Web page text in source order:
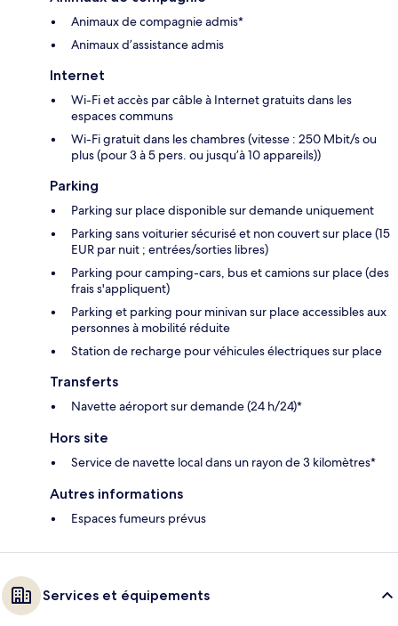
Animaux de compagnie admis*
Animaux d’assistance admis
Internet
Wi-Fi et accès par câble à Internet gratuits dans les
espaces communs
Wi-Fi gratuit dans les chambres (vitesse : 250 Mbit/s ou
plus (pour 3 à 5 pers. ou jusqu’à 10 appareils))
Parking
Parking sur place disponible sur demande uniquement
Parking sans voiturier sécurisé et non couvert sur place (15
EUR par nuit ; entrées/sorties libres)
Parking pour camping-cars, bus et camions sur place (des
frais s'appliquent)
Parking et parking pour minivan sur place accessibles aux
personnes à mobilité réduite
Station de recharge pour véhicules électriques sur place
Transferts
Navette aéroport sur demande (24 h/24)*
Hors site
Service de navette local dans un rayon de 3 kilomètres*
Autres informations
Espaces fumeurs prévus
Services et équipements